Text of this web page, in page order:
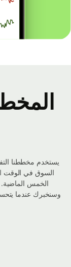
السوق في الوقت
الخمس الماضية.
وسنخبرك عندما يتحسن